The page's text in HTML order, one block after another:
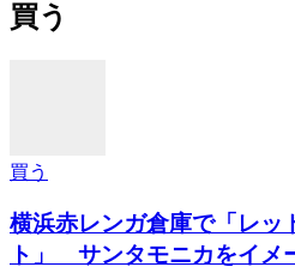
買う
買う
横浜赤レンガ倉庫で「レッ
ト」 サンタモニカをイ